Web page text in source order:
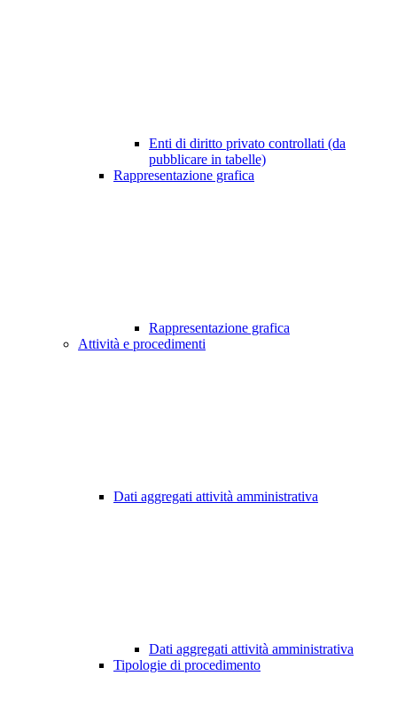
Enti di diritto privato controllati (da
pubblicare in tabelle)
Rappresentazione grafica
Rappresentazione grafica
Attività e procedimenti
Dati aggregati attività amministrativa
Dati aggregati attività amministrativa
Tipologie di procedimento